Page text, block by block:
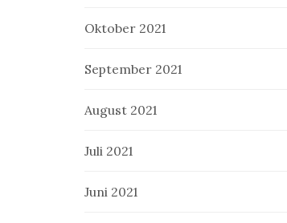
Oktober 2021
September 2021
August 2021
Juli 2021
Juni 2021